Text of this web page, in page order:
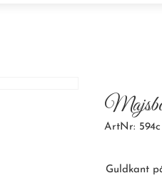
ArtNr: 594c
Guldkant